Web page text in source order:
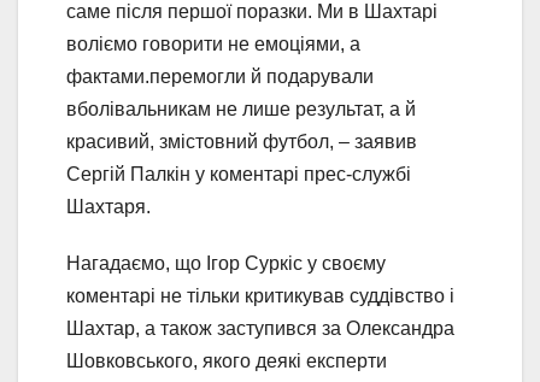
саме після першої поразки. Ми в Шахтарі
воліємо говорити не емоціями, а
фактами.перемогли й подарували
вболівальникам не лише результат, а й
красивий, змістовний футбол, – заявив
Сергій Палкін у коментарі прес-службі
Шахтаря.
Нагадаємо, що Ігор Суркіс у своєму
коментарі не тільки критикував суддівство і
Шахтар, а також заступився за Олександра
Шовковського, якого деякі експерти